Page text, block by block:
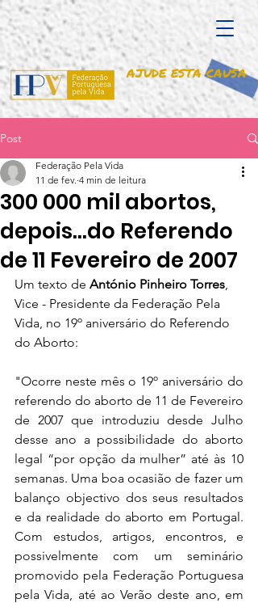
AJUDE ESTA CAUSA
Post
300 000 mil abortos,
depois...do Referendo
de 11 Fevereiro de 2007
Federação Pela Vida
11 de fev. 4 min de leitura
Um texto de António Pinheiro Torres,
Vice - Presidente da Federação Pela
Vida, no 19º aniversário do Referendo
do Aborto:
"Ocorre neste mês o 19º aniversário do
referendo do aborto de 11 de Fevereiro
de 2007 que introduziu desde Julho
desse ano a possibilidade do aborto
legal “por opção da mulher” até às 10
semanas. Uma boa ocasião de fazer um
balanço objectivo dos seus resultados
e da realidade do aborto em Portugal.
Com estudos, artigos, encontros, e
possivelmente com um seminário
promovido pela Federação Portuguesa
pela Vida, até ao Verão deste ano, em